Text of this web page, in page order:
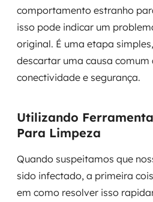
comportamento estranho
isso pode indicar um
original. É uma etapa
descartar uma causa
conectividade e segurança.
Utilizando
Para Limpeza
Quando suspeitamos que
sido infectado, a primeira
em como resolver isso